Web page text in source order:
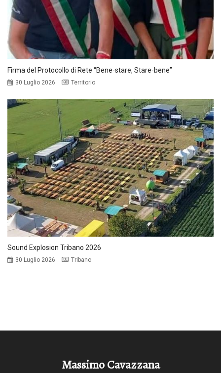
Firma del Protocollo di Rete “Bene‑stare, Stare‑bene”
30 Luglio 2026 Territorio
Sound Explosion Tribano 2026
30 Luglio 2026 Tribano
Massimo Cavazzana